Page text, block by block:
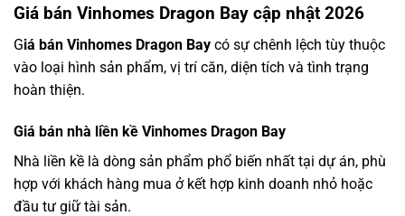
Giá bán Vinhomes Dragon Bay cập nhật 2026
Giá bán Vinhomes Dragon Bay có sự chênh lệch tùy thuộc
vào loại hình sản phẩm, vị trí căn, diện tích và tình trạng
hoàn thiện.
Giá bán nhà liền kề Vinhomes Dragon Bay
Nhà liền kề là dòng sản phẩm phổ biến nhất tại dự án, phù
hợp với khách hàng mua ở kết hợp kinh doanh nhỏ hoặc
đầu tư giữ tài sản.